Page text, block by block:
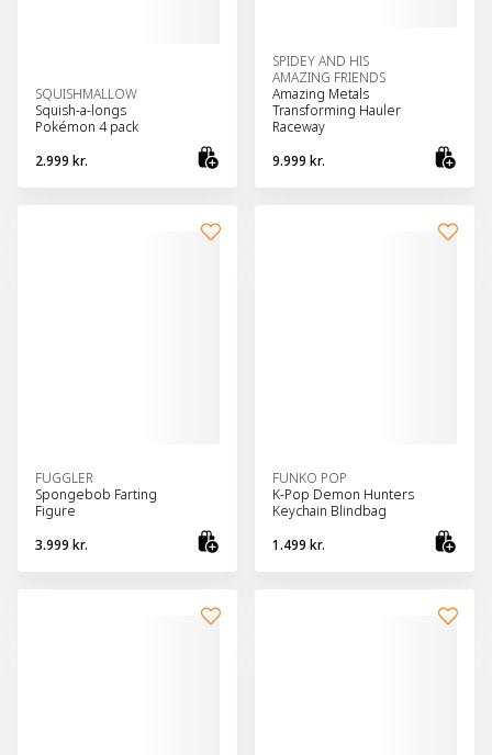
SQUISHMALLOW
Squish-a-longs
Pokémon 4 pack
2.999 kr.
SPIDEY AND HIS
AMAZING FRIENDS
Amazing Metals
Transforming Hauler
Raceway
9.999 kr.
FUGGLER
Spongebob Farting
Figure
3.999 kr.
FUNKO POP
K-Pop Demon Hunters
Keychain Blindbag
1.499 kr.